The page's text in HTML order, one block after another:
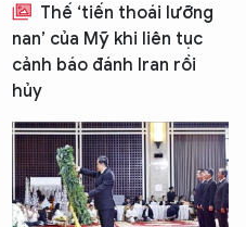
Thế ‘tiến thoái lưỡng
nan’ của Mỹ khi liên tục
cảnh báo đánh Iran rồi
hủy
gì bạn cần biết về
sẵn sàng hỗ trợ!